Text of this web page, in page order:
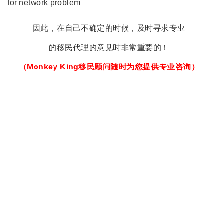
for network problem
因此，在自己不确定的时候，及时寻求专业
的移民代理的意见时非常重要的！
（Monkey King移民顾问随时为您提供专业咨询）